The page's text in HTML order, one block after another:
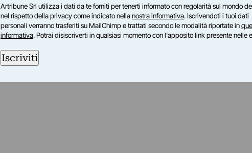
Artribune Srl utilizza i dati da te forniti per tenerti informato con regolarità sul mondo
nel rispetto della privacy come indicato nellanostra informativa. Iscrivendoti i tuoi dati
personali verranno trasferiti su MailChimp e trattati secondo le modalità riportate in
informativa. Potrai disiscriverti in qualsiasi momento con l'apposito link presente nelle
Iscriviti